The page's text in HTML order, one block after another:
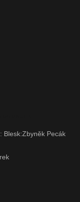
Blesk:Zbyněk Pecák